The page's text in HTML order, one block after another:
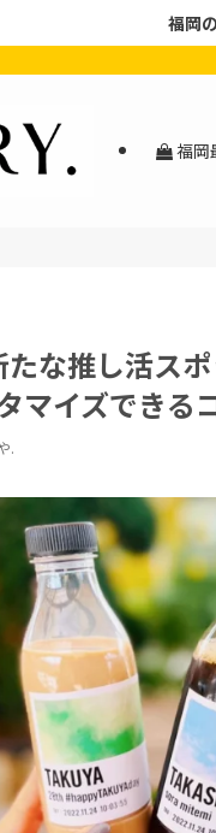
福岡
福岡
な推し活ス
マイズできる
.